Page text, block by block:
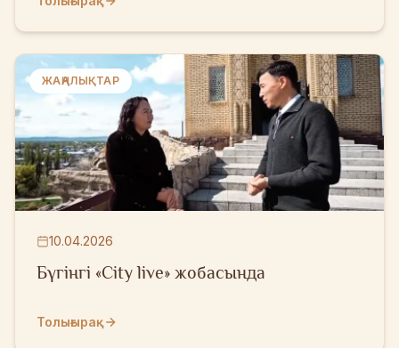
ЖАҢАЛЫҚТАР
10.04.2026
Бүгінгі «City live» жобасында
Толығырақ